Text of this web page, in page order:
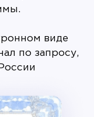
виде
по запросу,